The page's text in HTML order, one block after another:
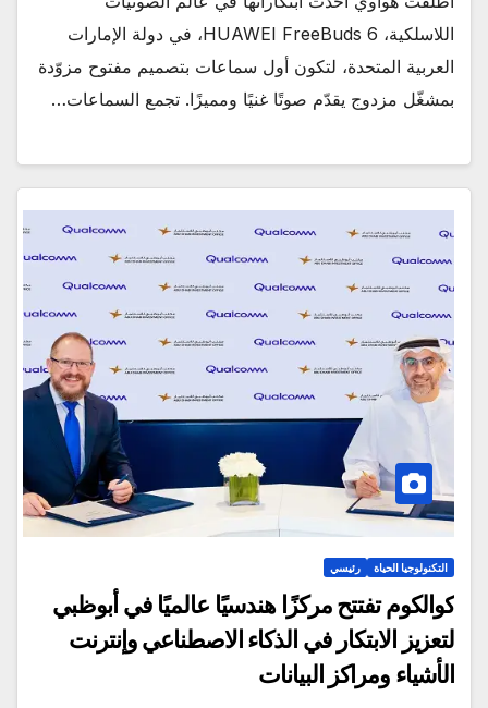
اللاسلكية، HUAWEI FreeBuds 6، في دولة الإمارات
العربية المتحدة، لتكون أول سماعات بتصميم مفتوح مزوّدة
بمشغّل مزدوج يقدّم صوتًا غنيًا ومميزًا. تجمع السماعات…
التكنولوجيا الحياة رئيسي
كوالكوم تفتتح مركزًا هندسيًا عالميًا في أبوظبي
لتعزيز الابتكار في الذكاء الاصطناعي وإنترنت
الأشياء ومراكز البيانات